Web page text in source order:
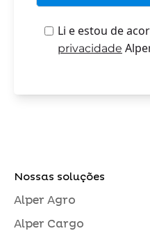
Li e estou de
privacidade
Nossas soluções
Alper Agro
Alper Cargo